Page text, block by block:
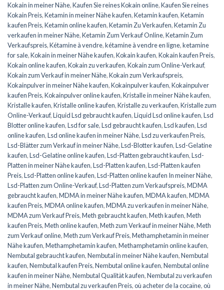
Kokain in meiner Nähe,Kaufen Sie reines Kokain online,Kaufen Sie reines
Kokain Preis,Ketamin in meiner Nähe kaufen,Ketamin kaufen,Ketamin
kaufen Preis,Ketamin online kaufen,Ketamin Zu Verkaufen,Ketamin Zu
verkaufen in meiner Nähe,Ketamin Zum Verkauf Online,Ketamin Zum
Verkaufspreis,Kétamine à vendre,kétamine à vendre en ligne,ketamine
for sale,Kokain in meiner Nähe kaufen,Kokain kaufen,Kokain kaufen Preis,
Kokain online kaufen,Kokain zu verkaufen,Kokain zum Online-Verkauf,
Kokain zum Verkauf in meiner Nähe,Kokain zum Verkaufspreis,
Kokainpulver in meiner Nähe kaufen,Kokainpulver kaufen,Kokainpulver
kaufen Preis,Kokainpulver online kaufen,Kristalle in meiner Nähe kaufen,
Kristalle kaufen,Kristalle online kaufen,Kristalle zu verkaufen,Kristalle zum
Online-Verkauf,Liquid Lsd gebraucht kaufen,Liquid Lsd online kaufen,Lsd
Blotter online kaufen,Lsd for sale,Lsd gebraucht kaufen,Lsd kaufen,Lsd
online kaufen,Lsd online kaufen in meiner Nähe,Lsd zu verkaufen Preis,
Lsd-Blätter zum Verkauf in meiner Nähe,Lsd-Blotter kaufen,Lsd-Gelatine
kaufen,Lsd-Gelatine online kaufen,Lsd-Platten gebraucht kaufen,Lsd-
Platten in meiner Nähe kaufen,Lsd-Platten kaufen,Lsd-Platten kaufen
Preis,Lsd-Platten online kaufen,Lsd-Platten online kaufen In meiner Nähe,
Lsd-Platten zum Online-Verkauf,Lsd-Platten zum Verkaufspreis,MDMA
gebraucht kaufen,MDMA in meiner Nähe kaufen,MDMA kaufen,MDMA
kaufen Preis,MDMA online kaufen,MDMA zu verkaufen in meiner Nähe,
MDMA zum Verkauf Preis,Meth gebraucht kaufen,Meth kaufen,Meth
kaufen Preis,Meth online kaufen,Meth zum Verkauf in meiner Nähe,Meth
zum Verkauf online,Meth zum Verkauf Preis,Methamphetamin in meiner
Nähe kaufen,Methamphetamin kaufen,Methamphetamin online kaufen,
Nembutal gebraucht kaufen,Nembutal in meiner Nähe kaufen,Nembutal
kaufen,Nembutal kaufen Preis,Nembutal online kaufen,Nembutal online
kaufen in meiner Nähe,Nembutal Qualität kaufen,Nembutal zu verkaufen
in meiner Nähe,Nembutal zu verkaufen Preis,où acheter de la cocaïne,où